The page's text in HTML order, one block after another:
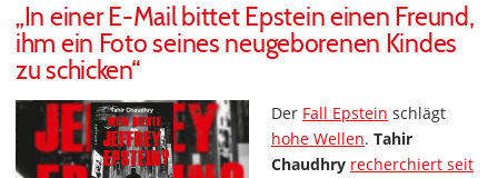
„In einer E-Mail bittet Epstein einen Freund,
ihm ein Foto seines neugeborenen Kindes
zu schicken“
Der Fall Epstein schlägt
hohe Wellen. Tahir
Chaudhry recherchiert seit